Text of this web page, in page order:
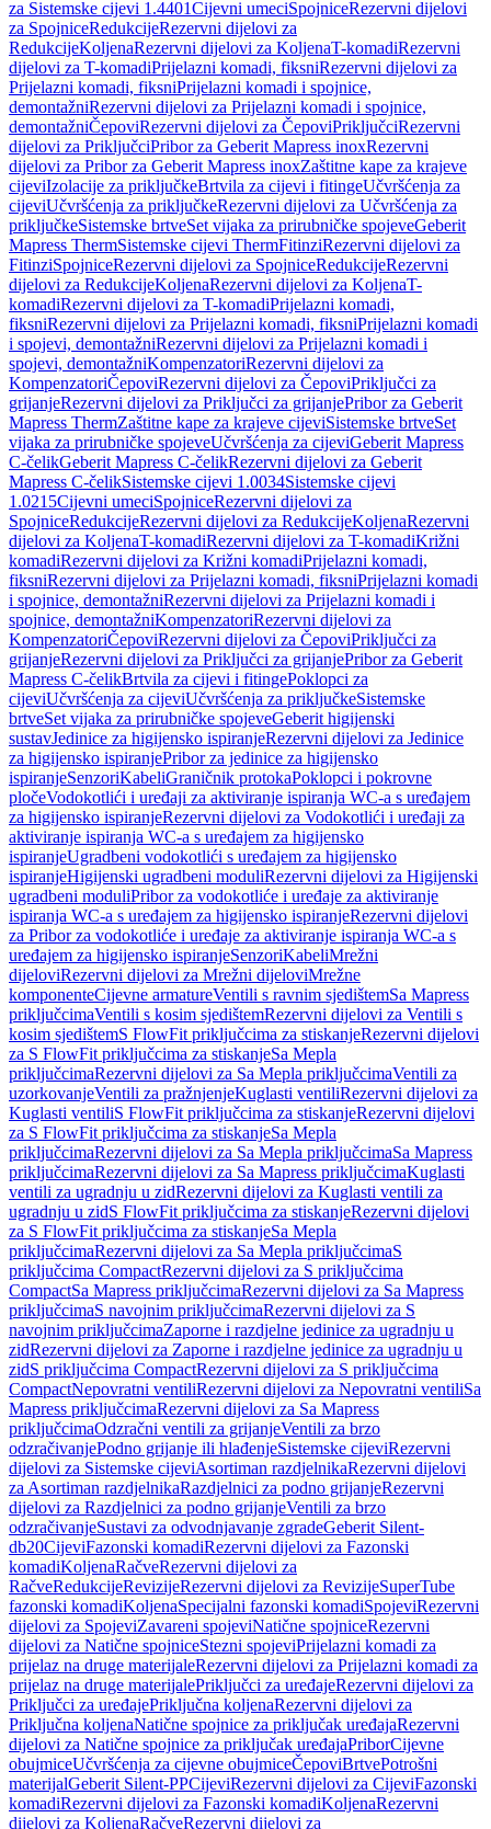
za Sistemske cijevi 1.4401Cijevni umeciSpojniceRezervni dijelovi
za SpojniceRedukcijeRezervni dijelovi za
RedukcijeKoljenaRezervni dijelovi za KoljenaT-komadiRezervni
dijelovi za T-komadiPrijelazni komadi, fiksniRezervni dijelovi za
Prijelazni komadi, fiksniPrijelazni komadi i spojnice,
demontažniRezervni dijelovi za Prijelazni komadi i spojnice,
demontažniČepoviRezervni dijelovi za ČepoviPriključciRezervni
dijelovi za PriključciPribor za Geberit Mapress inoxRezervni
dijelovi za Pribor za Geberit Mapress inoxZaštitne kape za krajeve
cijeviIzolacije za priključkeBrtvila za cijevi i fitingeUčvršćenja za
cijeviUčvršćenja za priključkeRezervni dijelovi za Učvršćenja za
priključkeSistemske brtveSet vijaka za prirubničke spojeveGeberit
Mapress ThermSistemske cijevi ThermFitinziRezervni dijelovi za
FitinziSpojniceRezervni dijelovi za SpojniceRedukcijeRezervni
dijelovi za RedukcijeKoljenaRezervni dijelovi za KoljenaT-
komadiRezervni dijelovi za T-komadiPrijelazni komadi,
fiksniRezervni dijelovi za Prijelazni komadi, fiksniPrijelazni komadi
i spojevi, demontažniRezervni dijelovi za Prijelazni komadi i
spojevi, demontažniKompenzatoriRezervni dijelovi za
KompenzatoriČepoviRezervni dijelovi za ČepoviPriključci za
grijanjeRezervni dijelovi za Priključci za grijanjePribor za Geberit
Mapress ThermZaštitne kape za krajeve cijeviSistemske brtveSet
vijaka za prirubničke spojeveUčvršćenja za cijeviGeberit Mapress
C-čelikGeberit Mapress C-čelikRezervni dijelovi za Geberit
Mapress C-čelikSistemske cijevi 1.0034Sistemske cijevi
1.0215Cijevni umeciSpojniceRezervni dijelovi za
SpojniceRedukcijeRezervni dijelovi za RedukcijeKoljenaRezervni
dijelovi za KoljenaT-komadiRezervni dijelovi za T-komadiKrižni
komadiRezervni dijelovi za Križni komadiPrijelazni komadi,
fiksniRezervni dijelovi za Prijelazni komadi, fiksniPrijelazni komadi
i spojnice, demontažniRezervni dijelovi za Prijelazni komadi i
spojnice, demontažniKompenzatoriRezervni dijelovi za
KompenzatoriČepoviRezervni dijelovi za ČepoviPriključci za
grijanjeRezervni dijelovi za Priključci za grijanjePribor za Geberit
Mapress C-čelikBrtvila za cijevi i fitingePoklopci za
cijeviUčvršćenja za cijeviUčvršćenja za priključkeSistemske
brtveSet vijaka za prirubničke spojeveGeberit higijenski
sustavJedinice za higijensko ispiranjeRezervni dijelovi za Jedinice
za higijensko ispiranjePribor za jedinice za higijensko
ispiranjeSenzoriKabeliGraničnik protokaPoklopci i pokrovne
pločeVodokotlići i uređaji za aktiviranje ispiranja WC-a s uređajem
za higijensko ispiranjeRezervni dijelovi za Vodokotlići i uređaji za
aktiviranje ispiranja WC-a s uređajem za higijensko
ispiranjeUgradbeni vodokotlići s uređajem za higijensko
ispiranjeHigijenski ugradbeni moduliRezervni dijelovi za Higijenski
ugradbeni moduliPribor za vodokotliće i uređaje za aktiviranje
ispiranja WC-a s uređajem za higijensko ispiranjeRezervni dijelovi
za Pribor za vodokotliće i uređaje za aktiviranje ispiranja WC-a s
uređajem za higijensko ispiranjeSenzoriKabeliMrežni
dijeloviRezervni dijelovi za Mrežni dijeloviMrežne
komponenteCijevne armatureVentili s ravnim sjedištemSa Mapress
priključcimaVentili s kosim sjedištemRezervni dijelovi za Ventili s
kosim sjedištemS FlowFit priključcima za stiskanjeRezervni dijelovi
za S FlowFit priključcima za stiskanjeSa Mepla
priključcimaRezervni dijelovi za Sa Mepla priključcimaVentili za
uzorkovanjeVentili za pražnjenjeKuglasti ventiliRezervni dijelovi za
Kuglasti ventiliS FlowFit priključcima za stiskanjeRezervni dijelovi
za S FlowFit priključcima za stiskanjeSa Mepla
priključcimaRezervni dijelovi za Sa Mepla priključcimaSa Mapress
priključcimaRezervni dijelovi za Sa Mapress priključcimaKuglasti
ventili za ugradnju u zidRezervni dijelovi za Kuglasti ventili za
ugradnju u zidS FlowFit priključcima za stiskanjeRezervni dijelovi
za S FlowFit priključcima za stiskanjeSa Mepla
priključcimaRezervni dijelovi za Sa Mepla priključcimaS
priključcima CompactRezervni dijelovi za S priključcima
CompactSa Mapress priključcimaRezervni dijelovi za Sa Mapress
priključcimaS navojnim priključcimaRezervni dijelovi za S
navojnim priključcimaZaporne i razdjelne jedinice za ugradnju u
zidRezervni dijelovi za Zaporne i razdjelne jedinice za ugradnju u
zidS priključcima CompactRezervni dijelovi za S priključcima
CompactNepovratni ventiliRezervni dijelovi za Nepovratni ventiliSa
Mapress priključcimaRezervni dijelovi za Sa Mapress
priključcimaOdzračni ventili za grijanjeVentili za brzo
odzračivanjePodno grijanje ili hlađenjeSistemske cijeviRezervni
dijelovi za Sistemske cijeviAsortiman razdjelnikaRezervni dijelovi
za Asortiman razdjelnikaRazdjelnici za podno grijanjeRezervni
dijelovi za Razdjelnici za podno grijanjeVentili za brzo
odzračivanjeSustavi za odvodnjavanje zgradeGeberit Silent-
db20CijeviFazonski komadiRezervni dijelovi za Fazonski
komadiKoljenaRačveRezervni dijelovi za
RačveRedukcijeRevizijeRezervni dijelovi za RevizijeSuperTube
fazonski komadiKoljenaSpecijalni fazonski komadiSpojeviRezervni
dijelovi za SpojeviZavareni spojeviNatične spojniceRezervni
dijelovi za Natične spojniceStezni spojeviPrijelazni komadi za
prijelaz na druge materijaleRezervni dijelovi za Prijelazni komadi za
prijelaz na druge materijalePriključci za uređajeRezervni dijelovi za
Priključci za uređajePriključna koljenaRezervni dijelovi za
Priključna koljenaNatične spojnice za priključak uređajaRezervni
dijelovi za Natične spojnice za priključak uređajaPriborCijevne
obujmiceUčvršćenja za cijevne obujmiceČepoviBrtvePotrošni
materijalGeberit Silent-PPCijeviRezervni dijelovi za CijeviFazonski
komadiRezervni dijelovi za Fazonski komadiKoljenaRezervni
dijelovi za KoljenaRačveRezervni dijelovi za